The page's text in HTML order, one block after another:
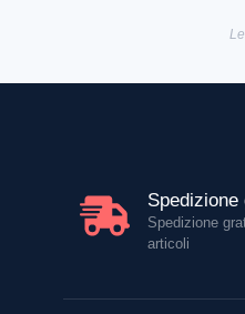
Spedizione
Spedizione
articoli